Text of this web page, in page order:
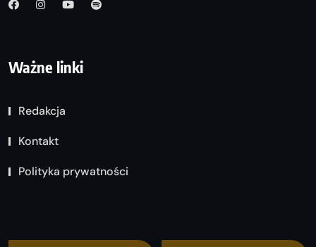
Ważne linki
Redakcja
Kontakt
Polityka prywatności